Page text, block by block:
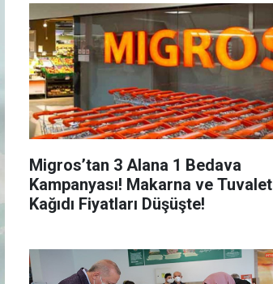
Migros’tan 3 Alana 1 Bedava
Kampanyası! Makarna ve Tuvalet
Kağıdı Fiyatları Düşüşte!